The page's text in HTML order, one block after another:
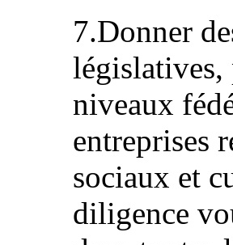
7.Donner
législatives,
niveaux
entreprises
sociaux et
diligence